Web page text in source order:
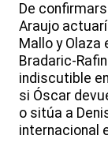
De
Araujo
Mallo y Olaza
Bradaric-
indiscutible
si Óscar
o sitúa a
internacional